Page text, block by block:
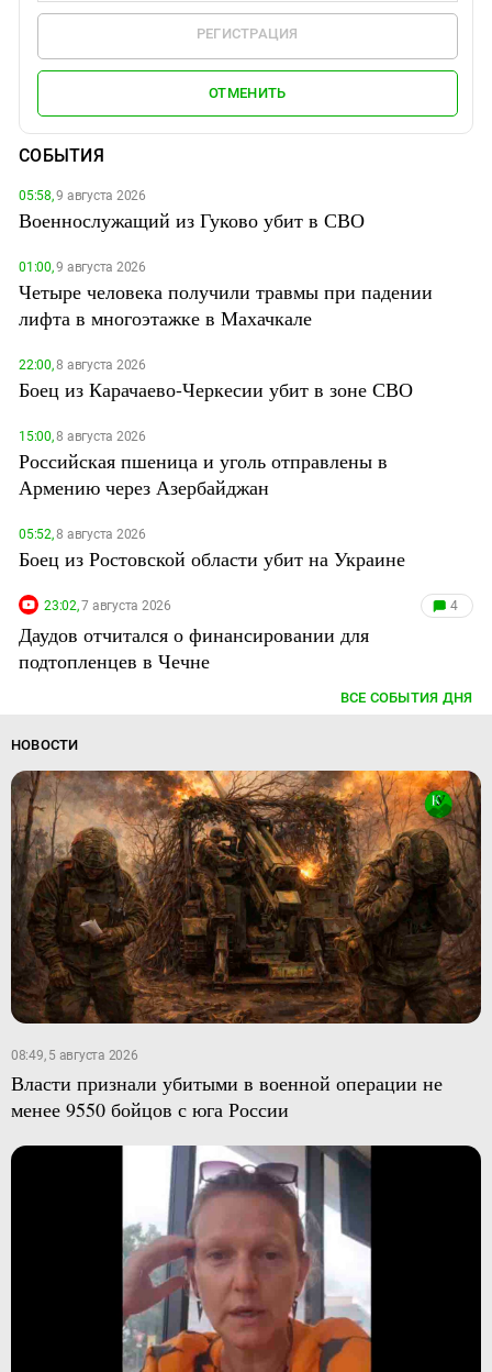
РЕГИСТРАЦИЯ
ОТМЕНИТЬ
СОБЫТИЯ
05:58,9 августа 2026
Военнослужащий из Гуково убит в СВО
01:00,9 августа 2026
Четыре человека получили травмы при падении
лифта в многоэтажке в Махачкале
22:00,8 августа 2026
Боец из Карачаево-Черкесии убит в зоне СВО
15:00,8 августа 2026
Российская пшеница и уголь отправлены в
Армению через Азербайджан
05:52,8 августа 2026
Боец из Ростовской области убит на Украине
23:02,7 августа 2026 4
Даудов отчитался о финансировании для
подтопленцев в Чечне
ВСЕ СОБЫТИЯ ДНЯ
НОВОСТИ
08:49, 5 августа 2026
Власти признали убитыми в военной операции не
менее 9550 бойцов с юга России